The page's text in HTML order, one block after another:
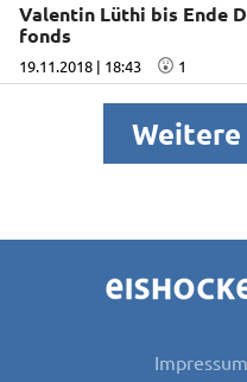
Valentin Lüthi bis Ende
fonds
19.11.2018 | 18:43 1
Impressum